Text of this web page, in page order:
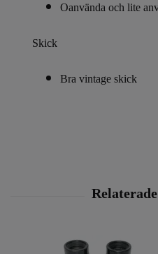
Oanvända och lite
Skick
Bra vintage skick